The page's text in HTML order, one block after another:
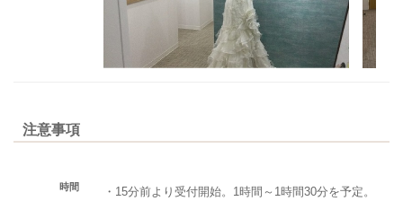
注意事項
時間
・15分前より受付開始。1時間～1時間30分を予定。